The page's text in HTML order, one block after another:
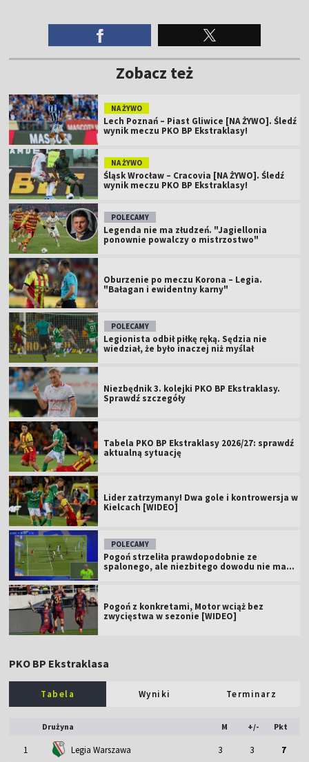
Zobacz też
NA ŻYWO
Lech Poznań – Piast Gliwice [NA ŻYWO]. Śledź
wynik meczu PKO BP Ekstraklasy!
NA ŻYWO
Śląsk Wrocław – Cracovia [NA ŻYWO]. Śledź
wynik meczu PKO BP Ekstraklasy!
POLECAMY
Legenda nie ma złudzeń. "Jagiellonia
ponownie powalczy o mistrzostwo"
Oburzenie po meczu Korona – Legia.
"Bałagan i ewidentny karny"
POLECAMY
Legionista odbił piłkę ręką. Sędzia nie
wiedział, że było inaczej niż myślał
Niezbędnik 3. kolejki PKO BP Ekstraklasy.
Sprawdź szczegóły
Tabela PKO BP Ekstraklasy 2026/27: sprawdź
aktualną sytuację
Lider zatrzymany! Dwa gole i kontrowersja w
Kielcach [WIDEO]
POLECAMY
Pogoń strzeliła prawdopodobnie ze
spalonego, ale niezbitego dowodu nie ma...
Pogoń z konkretami, Motor wciąż bez
zwycięstwa w sezonie [WIDEO]
PKO BP Ekstraklasa
Tabela Wyniki Terminarz
Drużyna M +/- Pkt
1 Legia Warszawa 3 3 7